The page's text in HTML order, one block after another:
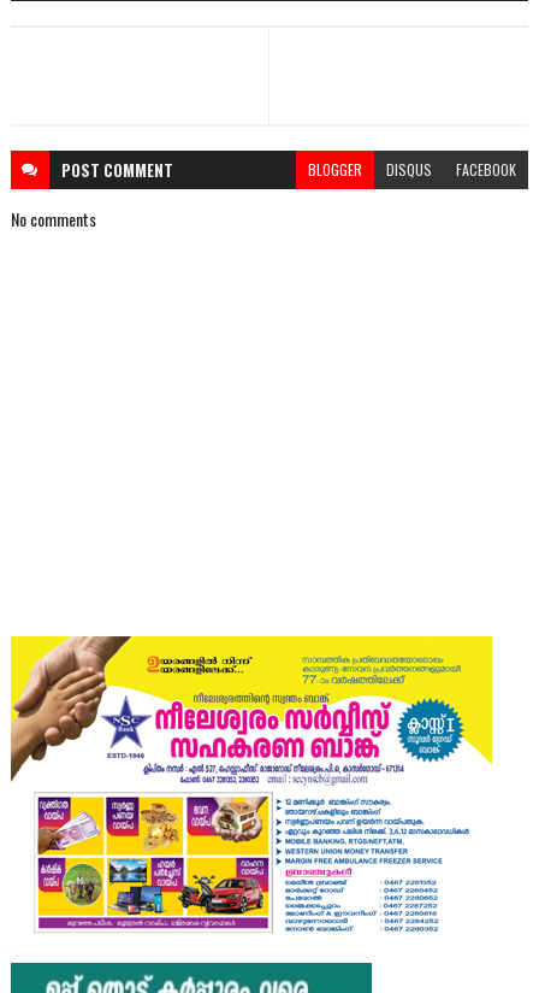
POST COMMENT BLOGGER DISQUS FACEBOOK
No comments